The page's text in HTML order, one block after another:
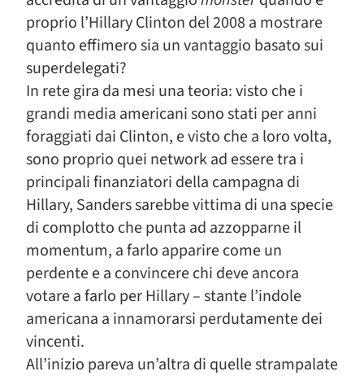
proprio l’Hillary Clinton del 2008 a mostrare
quanto effimero sia un vantaggio basato sui
superdelegati?
In rete gira da mesi una teoria: visto che i
grandi media americani sono stati per anni
foraggiati dai Clinton, e visto che a loro volta,
sono proprio quei network ad essere tra i
principali finanziatori della campagna di
Hillary, Sanders sarebbe vittima di una specie
di complotto che punta ad azzopparne il
momentum, a farlo apparire come un
perdente e a convincere chi deve ancora
votare a farlo per Hillary – stante l’indole
americana a innamorarsi perdutamente dei
vincenti.
All’inizio pareva un’altra di quelle strampalate